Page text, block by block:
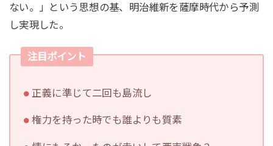
ない。」という思想の基、明治維新を薩摩時代から予測
し実現した。
注目ポイント
正義に準じて二回も島流し
権力を持った時でも誰よりも質素